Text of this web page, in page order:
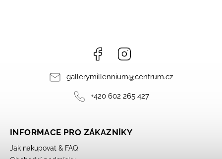
Facebook
gallerymillennium@centrum.cz
+420 602 265 427
INFORMACE PRO ZÁKAZNÍKY
Jak nakupovat & FAQ